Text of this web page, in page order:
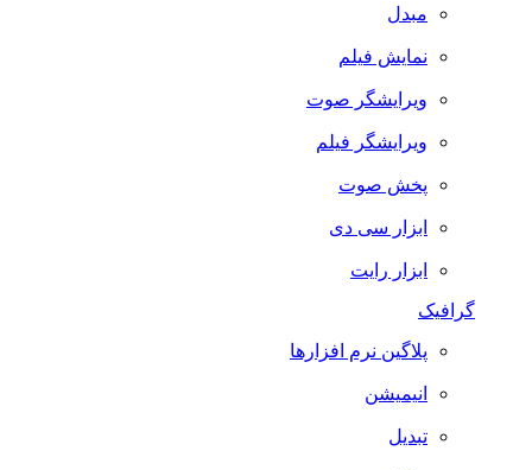
مبدل
نمایش فیلم
ویرایشگر صوت
ویرایشگر فیلم
پخش صوت
ابزار سی دی
ابزار رایت
گرافیک
پلاگین نرم افزارها
انیمیشن
تبدیل